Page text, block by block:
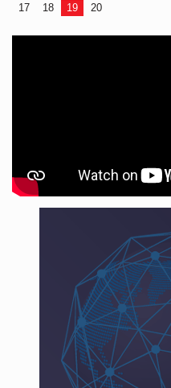
17
18 19 20